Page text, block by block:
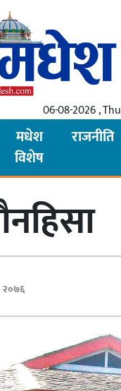
06-08-2026 , Thu
मधेश
विशेष
राजनीति
२०७६